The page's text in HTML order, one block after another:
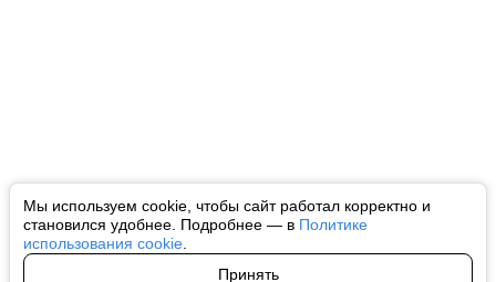
Мы используем cookie, чтобы сайт работал корректно и
становился удобнее. Подробнее — в Политике
использования cookie
Принять